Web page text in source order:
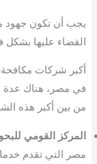
يجب أن تكون جهود
القضاء عليها بشكل
أكبر شركات
في مصر، هناك
من بين أكبر هذه
المركز القومي
مصر التي تقدم